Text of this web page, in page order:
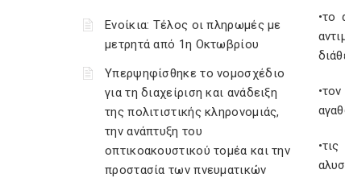
Ενοίκια: Τέλος οι πληρωμές με
μετρητά από 1η Οκτωβρίου
Υπερψηφίσθηκε το νομοσχέδιο
για τη διαχείριση και ανάδειξη
της πολιτιστικής κληρονομιάς,
την ανάπτυξη του
οπτικοακουστικού τομέα και την
προστασία των πνευματικών
•το